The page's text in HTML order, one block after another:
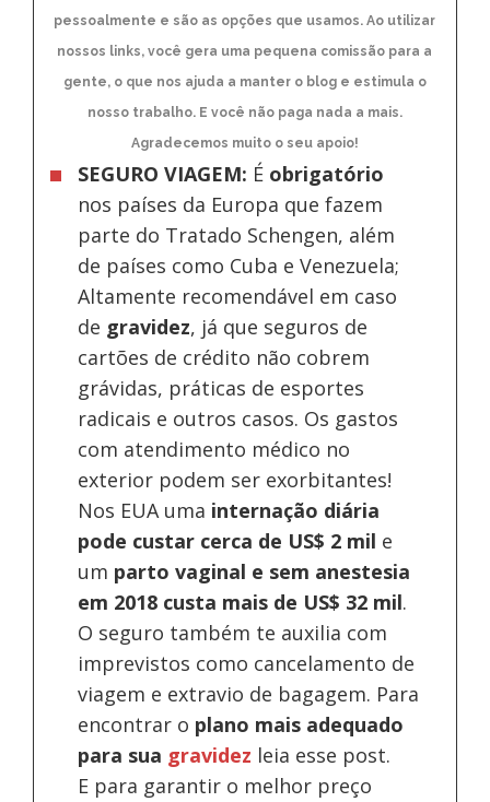
pessoalmente e são as opções que usamos. Ao utilizar
nossos links, você gera uma pequena comissão para a
gente, o que nos ajuda a manter o blog e estimula o
nosso trabalho. E você não paga nada a mais.
Agradecemos muito o seu apoio!
SEGURO VIAGEM: É obrigatório
nos países da Europa que fazem
parte do Tratado Schengen, além
de países como Cuba e Venezuela;
Altamente recomendável em caso
de gravidez, já que seguros de
cartões de crédito não cobrem
grávidas, práticas de esportes
radicais e outros casos. Os gastos
com atendimento médico no
exterior podem ser exorbitantes!
Nos EUA uma internação diária
pode custar cerca de US$ 2 mil e
um parto vaginal e sem anestesia
em 2018 custa mais de US$ 32 mil.
O seguro também te auxilia com
imprevistos como cancelamento de
viagem e extravio de bagagem. Para
encontrar o plano mais adequado
para sua gravidez leia esse post.
E para garantir o melhor preço